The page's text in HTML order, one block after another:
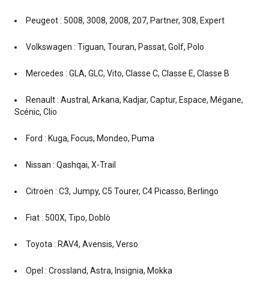
Peugeot : 5008, 3008, 2008, 207, Partner, 308, Expert
Volkswagen : Tiguan, Touran, Passat, Golf, Polo
Mercedes : GLA, GLC, Vito, Classe C, Classe E, Classe B
Renault : Austral, Arkana, Kadjar, Captur, Espace, Mégane,
Scénic, Clio
Ford : Kuga, Focus, Mondeo, Puma
Nissan : Qashqai, X-Trail
Citroën : C3, Jumpy, C5 Tourer, C4 Picasso, Berlingo
Fiat : 500X, Tipo, Doblò
Toyota : RAV4, Avensis, Verso
Opel : Crossland, Astra, Insignia, Mokka